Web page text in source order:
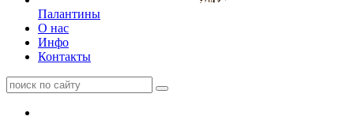
Палантины
О нас
Инфо
Контакты